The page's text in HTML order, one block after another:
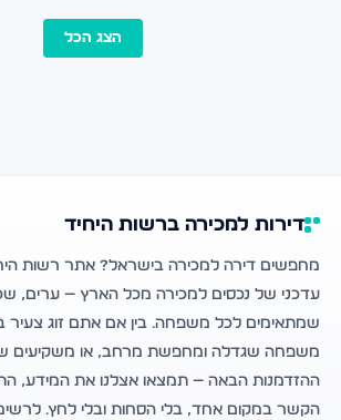
הצג הכל
דירות למכירה ברשות היחיד
מחפשים דירה למכירה בישראל? אתר רשות
עדכני של נכסים למכירה מכל הארץ — ערים,
שמתאימים לכל משפחה. בין אם אתם זוג צעיר
משפחה שגדלה ומחפשת מרחב, או משקיעים
ההזדמנות הבאה — תמצאו אצלנו את המידע,
הקשר במקום אחד, בלי הסחות ובלי לחץ.